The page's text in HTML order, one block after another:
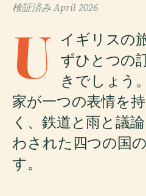
検証済みApril 2026
U イギリスの
ずひとつの
きでしょう
家が一つの表情を
く、鉄道と雨と議
わされた四つの国
す。